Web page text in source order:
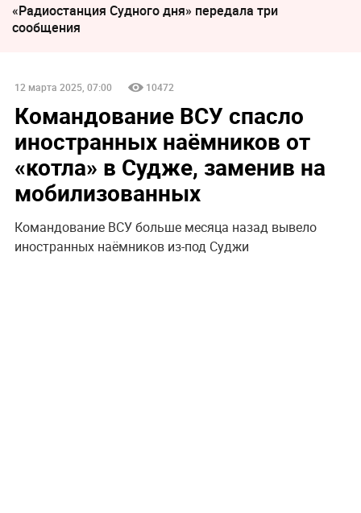
«Радиостанция Судного дня» передала три
сообщения
12 марта 2025, 07:00 10472
Командование ВСУ спасло
иностранных наёмников от
«‎котла» в Судже, заменив на
мобилизованных
Командование ВСУ больше месяца назад вывело
иностранных наёмников из-под Суджи